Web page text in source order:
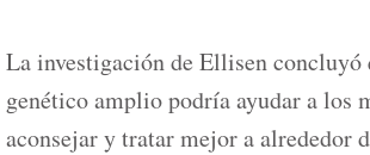
La investigación de Ellisen concluyó
genético amplio podría ayudar a los
aconsejar y tratar mejor a alrededor